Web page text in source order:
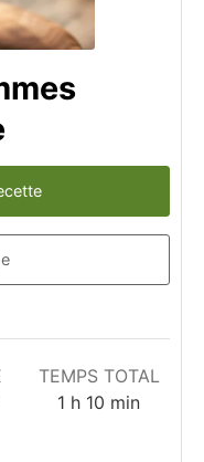
TEMPS TOTAL
1 heure
h 10 minutes
min